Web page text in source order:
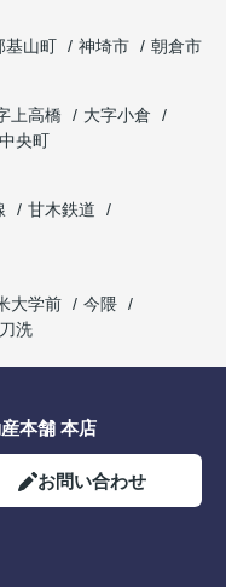
基山町 神埼市
朝倉市
上高橋
大字小倉
中央町
甘木鉄道
大学前
今隈
洗
本舗 本店
お問い合わせ